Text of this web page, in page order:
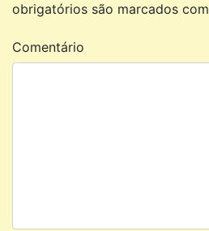
obrigatórios são marcados com
Comentário